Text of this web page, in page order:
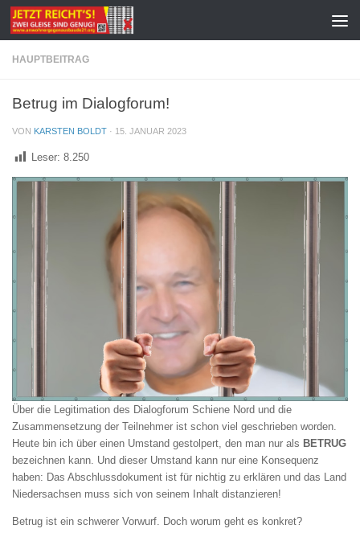
Zum Inhalt springen
HAUPTBEITRAG
Betrug im Dialogforum!
VON KARSTEN BOLDT · 15. JANUAR 2023
Leser: 8.250
Über die Legitimation des Dialogforum Schiene Nord und die
Zusammensetzung der Teilnehmer ist schon viel geschrieben worden.
Heute bin ich über einen Umstand gestolpert, den man nur als BETRUG
bezeichnen kann. Und dieser Umstand kann nur eine Konsequenz
haben: Das Abschlussdokument ist für nichtig zu erklären und das Land
Niedersachsen muss sich von seinem Inhalt distanzieren!
Betrug ist ein schwerer Vorwurf. Doch worum geht es konkret?